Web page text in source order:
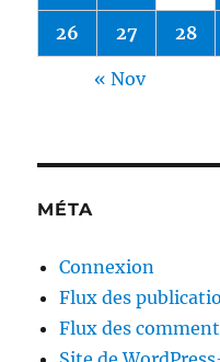
26 27 28
« Nov
MÉTA
Connexion
Flux des
Flux des